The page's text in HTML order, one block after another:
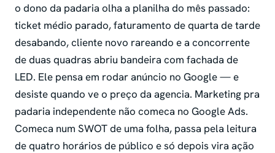
o dono da padaria olha a planilha do mês passado:
ticket médio parado, faturamento de quarta de tarde
desabando, cliente novo rareando e a concorrente
de duas quadras abriu bandeira com fachada de
LED. Ele pensa em rodar anúncio no Google — e
desiste quando ve o preço da agencia. Marketing pra
padaria independente não comeca no Google Ads.
Comeca num SWOT de uma folha, passa pela leitura
de quatro horários de público e só depois vira ação